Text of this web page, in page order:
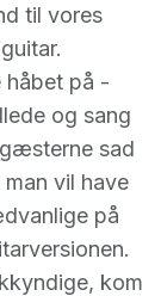
til vores
håbet på -
og sang
sad
vil have
på
kom